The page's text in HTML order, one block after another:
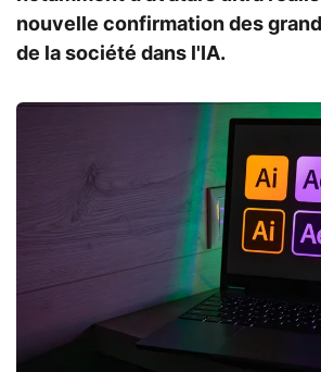
nouvelle confirmation des
de la société dans l'IA.